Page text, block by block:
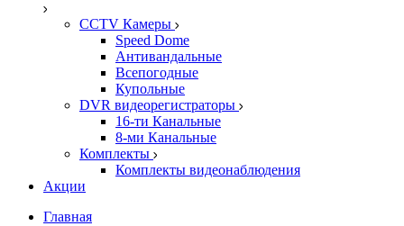
CCTV Камеры
Speed Dome
Антивандальные
Всепогодные
Купольные
DVR видеорегистраторы
16-ти Канальные
8-ми Канальные
Комплекты
Комплекты видеонаблюдения
Акции
Главная